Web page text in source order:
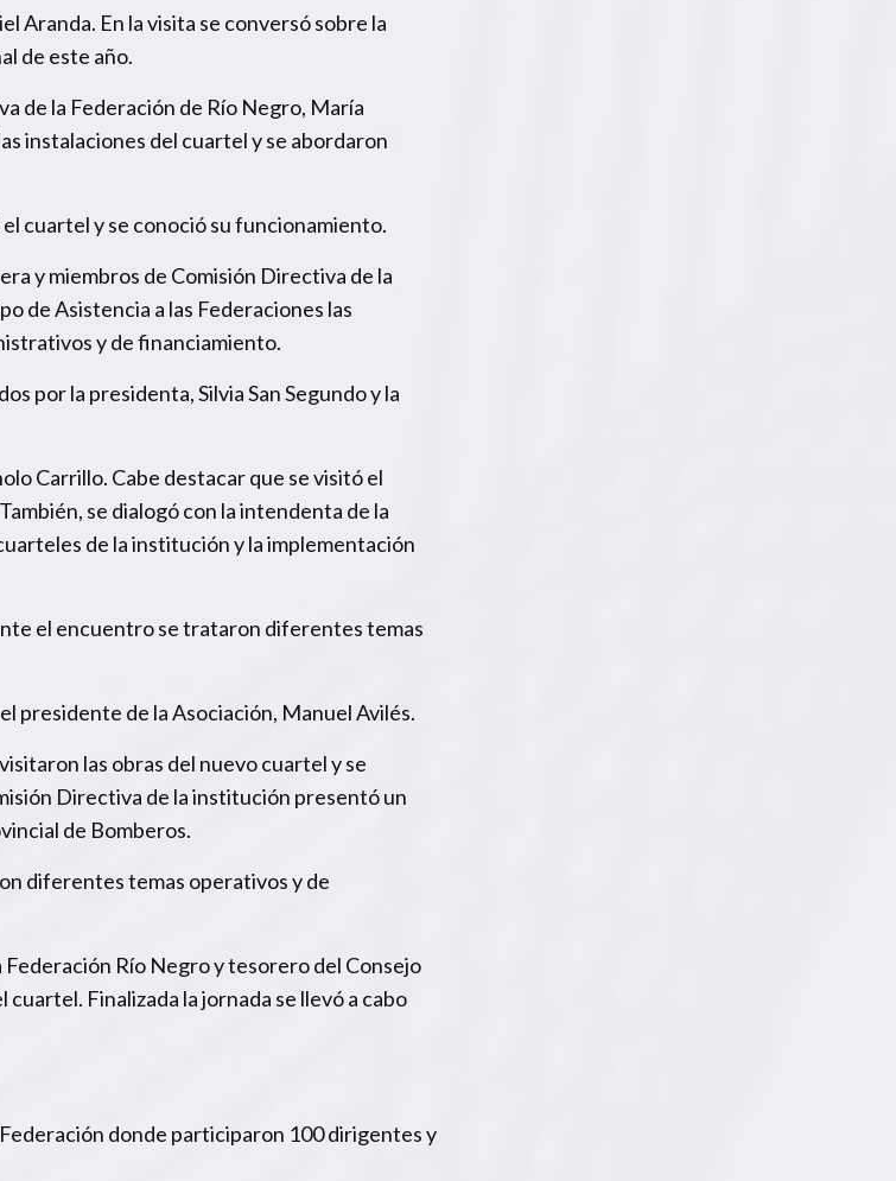
Aranda. En la visita se conversó sobre la
de este año.
de la Federación de Río Negro, María
instalaciones del cuartel y se abordaron
cuartel y se conoció su funcionamiento.
y miembros de Comisión Directiva de la
de Asistencia a las Federaciones las
y de financiamiento.
por la presidenta, Silvia San Segundo y la
Carrillo. Cabe destacar que se visitó el
se dialogó con la intendenta de la
de la institución y la implementación
el encuentro se trataron diferentes temas
presidente de la Asociación, Manuel Avilés.
las obras del nuevo cuartel y se
Directiva de la institución presentó un
de Bomberos.
diferentes temas operativos y de
Río Negro y tesorero del Consejo
Finalizada la jornada se llevó a cabo
donde participaron 100 dirigentes y